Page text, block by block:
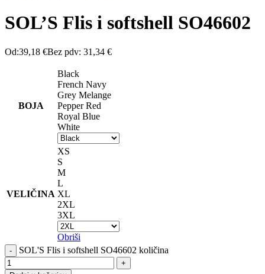
SOL’S Flis i softshell SO46602
Od:39,18 €Bez pdv: 31,34 €
BOJA
Black
French Navy
Grey Melange
Pepper Red
Royal Blue
White
VELIČINA
XS
S
M
L
XL
2XL
3XL
Obriši
SOL'S Flis i softshell SO46602 količina